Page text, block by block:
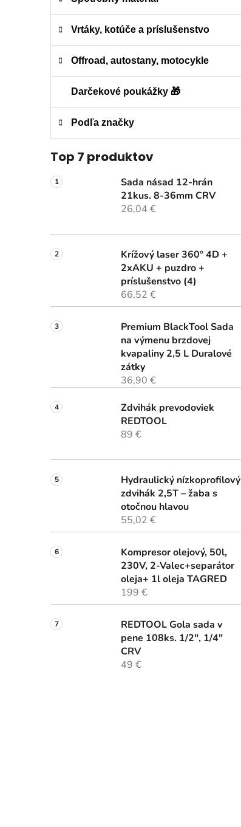
Vrtáky, kotúče a príslušenstvo
Offroad, autostany, motocykle
Darčekové poukážky 🎁
Podľa značky
Top 7 produktov
Sada násad 12-hrán
21kus. 8-36mm CRV
26,04 €
Krížový laser 360° 4D +
2xAKU + puzdro +
príslušenstvo (4)
66,52 €
Premium BlackTool Sada
na výmenu brzdovej
kvapaliny 2,5 L Duralové
zátky
36,90 €
Zdvihák prevodoviek
REDTOOL
89 €
Hydraulický nízkoprofilový
zdvihák 2,5T – žaba s
otočnou hlavou
55,02 €
Kompresor olejový, 50l,
230V, 2-Valec+separátor
oleja+ 1l oleja TAGRED
199 €
REDTOOL Gola sada v
pene 108ks. 1/2", 1/4"
CRV
49 €